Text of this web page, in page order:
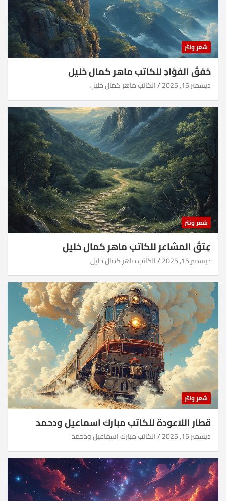
شعر ونثر
خفقُ الفؤادِ للكاتب ماهر كمال خليل
ديسمبر 15, 2025 الكاتب ماهر كمال خليل
شعر ونثر
عِتقُ المشاعر للكاتب ماهر كمال خليل
ديسمبر 15, 2025 الكاتب ماهر كمال خليل
شعر ونثر
قطار اللاعودة للكاتب مبارك اسماعيل ودحمد
ديسمبر 15, 2025 الكاتب مبارك اسماعيل ودحمد